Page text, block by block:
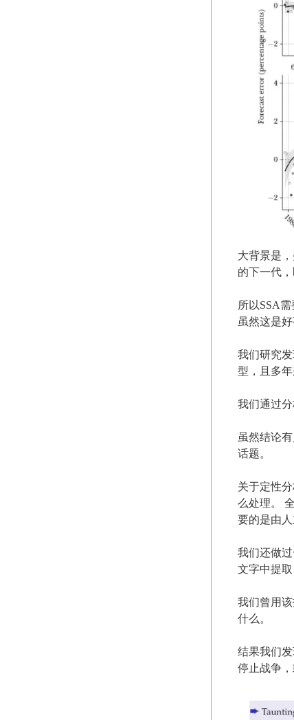
大背景是
的下一代
所以SSA
虽然这是
我们研究
型，且多
我们通过
虽然结论
话题。
关于定性
么处理。
要的是由人
我们还做
文字中提取
我们曾用该
什么。
结果我们
停止战争，